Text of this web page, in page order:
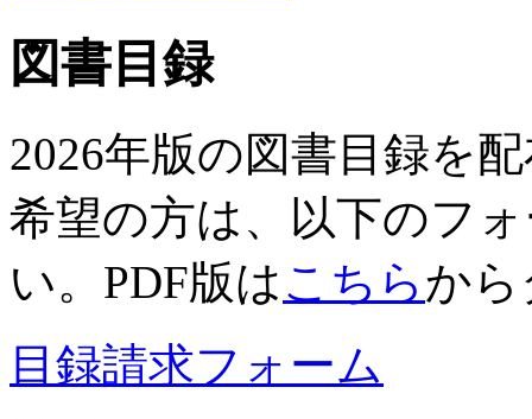
図書目録
2026年版の図書目録を
希望の方は、以下のフ
い。PDF版はこちらか
目録請求フォーム